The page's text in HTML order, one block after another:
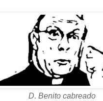
D. Benito cabreado